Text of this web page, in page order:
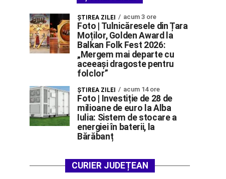
ŞTIREA ZILEI acum 3 ore
Foto | Tulnicăresele din Țara
Moților, Golden Award la
Balkan Folk Fest 2026:
„Mergem mai departe cu
aceeași dragoste pentru
folclor”
ŞTIREA ZILEI acum 14 ore
Foto | Investiție de 28 de
milioane de euro la Alba
Iulia: Sistem de stocare a
energiei în baterii, la
Bărăbanț
CURIER JUDEȚEAN